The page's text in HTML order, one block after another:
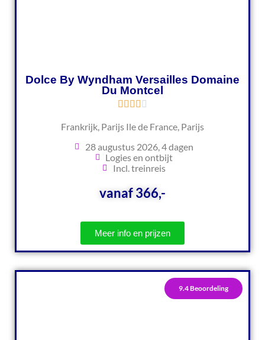
Dolce By Wyndham Versailles Domaine
Du Montcel
Frankrijk, Parijs Ile de France, Parijs
28 augustus 2026, 4 dagen
Logies en ontbijt
Incl. treinreis
vanaf 366,-
Meer info en prijzen
9.4 Beoordeling